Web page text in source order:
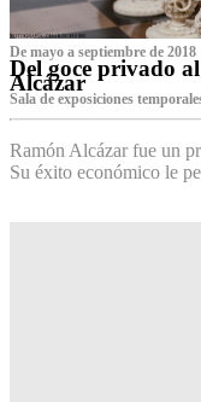
De mayo a septiembre de 2018
Del goce privado
Alcázar
Sala de exposiciones
Ramón Alcázar fue un
Su éxito económico le